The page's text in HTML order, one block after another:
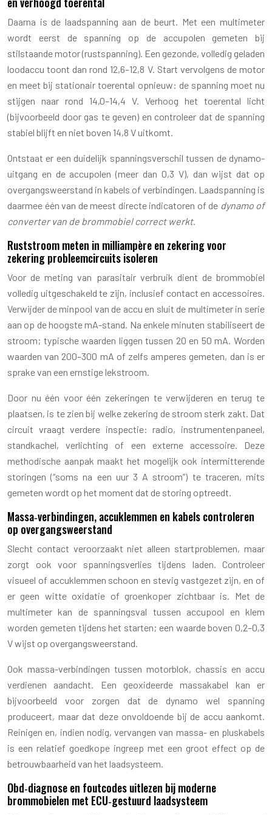
Daarna is de laadspanning aan de beurt. Met een multimeter
wordt eerst de spanning op de accupolen gemeten bij
stilstaande motor (rustspanning). Een gezonde, volledig geladen
loodaccu toont dan rond 12,6–12,8 V. Start vervolgens de motor
en meet bij stationair toerental opnieuw: de spanning moet nu
stijgen naar rond 14,0–14,4 V. Verhoog het toerental licht
(bijvoorbeeld door gas te geven) en controleer dat de spanning
stabiel blijft en niet boven 14,8 V uitkomt.
Ontstaat er een duidelijk spanningsverschil tussen de dynamo-
uitgang en de accupolen (meer dan 0,3 V), dan wijst dat op
overgangsweerstand in kabels of verbindingen. Laadspanning is
daarmee één van de meest directe indicatoren of de dynamo of
converter van de brommobiel correct werkt.
Ruststroom meten in milliampère en zekering voor
zekering probleemcircuits isoleren
Voor de meting van parasitair verbruik dient de brommobiel
volledig uitgeschakeld te zijn, inclusief contact en accessoires.
Verwijder de minpool van de accu en sluit de multimeter in serie
aan op de hoogste mA-stand. Na enkele minuten stabiliseert de
stroom; typische waarden liggen tussen 20 en 50 mA. Worden
waarden van 200–300 mA of zelfs amperes gemeten, dan is er
sprake van een ernstige lekstroom.
Door nu één voor één zekeringen te verwijderen en terug te
plaatsen, is te zien bij welke zekering de stroom sterk zakt. Dat
circuit vraagt verdere inspectie: radio, instrumentenpaneel,
standkachel, verlichting of een externe accessoire. Deze
methodische aanpak maakt het mogelijk ook intermitterende
storingen (“soms na een uur 3 A stroom”) te traceren, mits
gemeten wordt op het moment dat de storing optreedt.
Massa‑verbindingen, accuklemmen en kabels controleren
op overgangsweerstand
Slecht contact veroorzaakt niet alleen startproblemen, maar
zorgt ook voor spanningsverlies tijdens laden. Controleer
visueel of accuklemmen schoon en stevig vastgezet zijn, en of
er geen witte oxidatie of groenkoper zichtbaar is. Met de
multimeter kan de spanningsval tussen accupool en klem
worden gemeten tijdens het starten; een waarde boven 0,2–0,3
V wijst op overgangsweerstand.
Ook massa-verbindingen tussen motorblok, chassis en accu
verdienen aandacht. Een geoxideerde massakabel kan er
bijvoorbeeld voor zorgen dat de dynamo wel spanning
produceert, maar dat deze onvoldoende bij de accu aankomt.
Reinigen en, indien nodig, vervangen van massa- en pluskabels
is een relatief goedkope ingreep met een groot effect op de
betrouwbaarheid van het laadsysteem.
Obd‑diagnose en foutcodes uitlezen bij moderne
brommobielen met ECU‑gestuurd laadsysteem